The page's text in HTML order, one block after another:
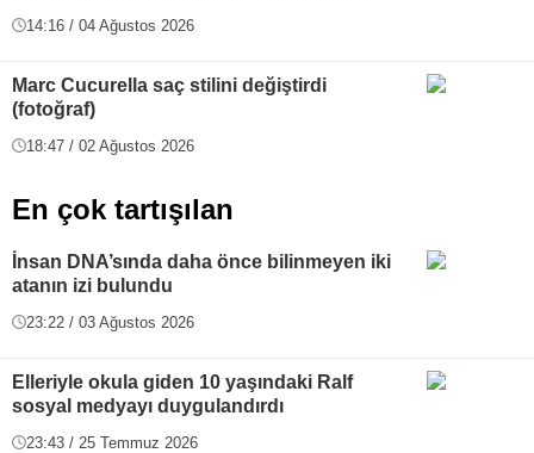
14:16 / 04 Ağustos 2026
Marc Cucurella saç stilini değiştirdi
(fotoğraf)
18:47 / 02 Ağustos 2026
En çok tartışılan
İnsan DNA’sında daha önce bilinmeyen iki
atanın izi bulundu
23:22 / 03 Ağustos 2026
Elleriyle okula giden 10 yaşındaki Ralf
sosyal medyayı duygulandırdı
23:43 / 25 Temmuz 2026